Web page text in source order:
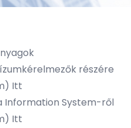
részére
Itt
Information System-ről
Itt